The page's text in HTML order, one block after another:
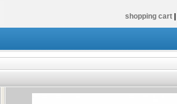
shopping cart